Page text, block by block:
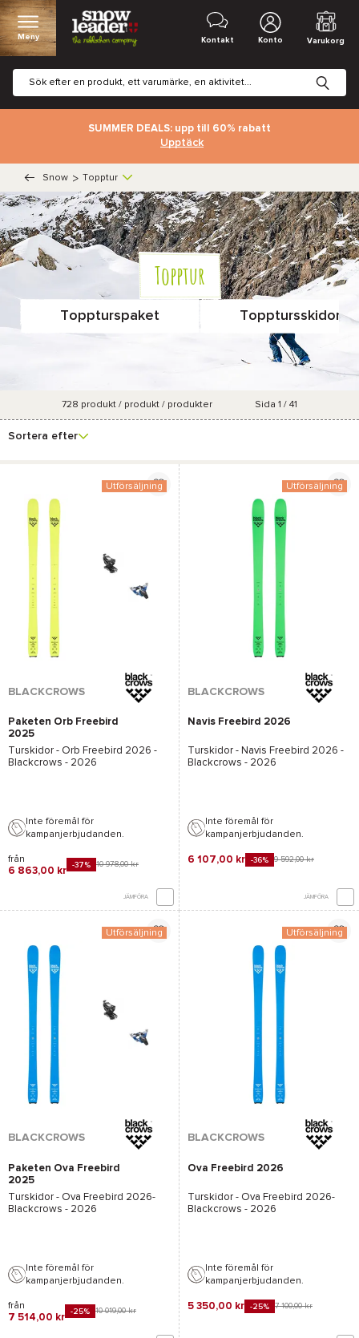
Meny Kontakt Konto Varukorg
SUMMER DEALS: upp till 60% rabatt
Upptäck
Snow > Topptur
Topptur
Toppturspaket Topptursskidor
filter
728 produkt / produkt / produkter Sida 1 / 41
Sortera efter
Utförsäljning
BLACKCROWS
Paketen Orb Freebird
2025
Turskidor - Orb Freebird 2026 -
Blackcrows - 2026
Inte föremål för
kampanjerbjudanden.
från
6 863,00 kr
-37% 10 978,00 kr
JÄMFÖRA
Utförsäljning
BLACKCROWS
Navis Freebird 2026
Turskidor - Navis Freebird 2026 -
Blackcrows - 2026
Inte föremål för
kampanjerbjudanden.
6 107,00 kr -36% 9 592,00 kr
JÄMFÖRA
Utförsäljning
BLACKCROWS
Paketen Ova Freebird
2025
Turskidor - Ova Freebird 2026-
Blackcrows - 2026
Inte föremål för
kampanjerbjudanden.
från
7 514,00 kr
-25% 10 019,00 kr
Utförsäljning
BLACKCROWS
Ova Freebird 2026
Turskidor - Ova Freebird 2026-
Blackcrows - 2026
Inte föremål för
kampanjerbjudanden.
5 350,00 kr -25% 7 100,00 kr